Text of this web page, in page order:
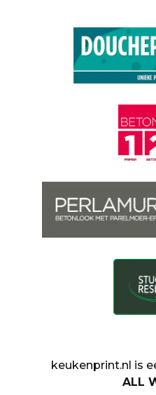
keukenprint.nl is
ALL